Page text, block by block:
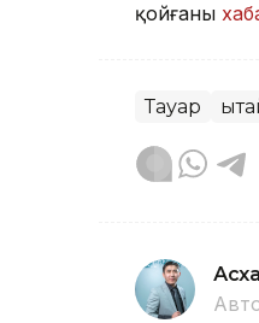
қойғаны
Тауар